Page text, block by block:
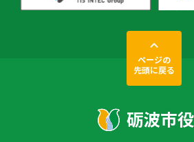
ページの
先頭に戻る